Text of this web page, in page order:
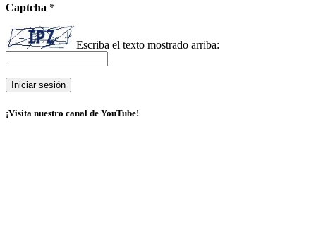
Captcha *
Escriba el texto mostrado arriba:
¡Visita nuestro canal de YouTube!